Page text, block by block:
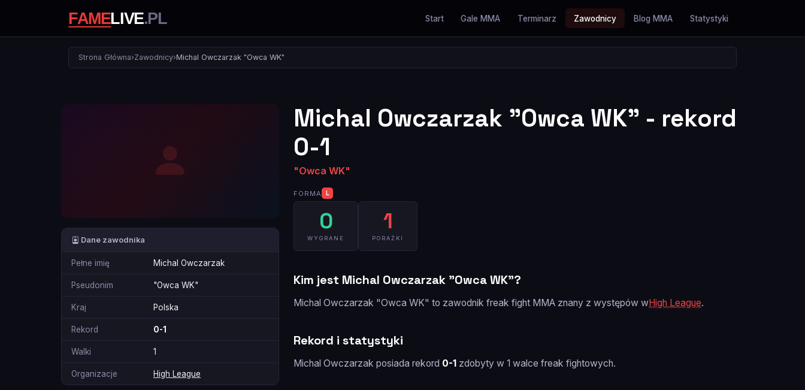
Start Gale MMA Terminarz Zawodnicy Blog MMA Statystyki
Strona Główna›Zawodnicy›Michal Owczarzak "Owca WK"
Dane zawodnika
Pełne imię Michal Owczarzak
Pseudonim "Owca WK"
Kraj Polska
Rekord 0-1
Walki 1
Organizacje High League
Michal Owczarzak "Owca WK" - rekord
0-1
"Owca WK"
FORMA L
0
WYGRANE
1
PORAŻKI
Kim jest Michal Owczarzak "Owca WK"?
Michal Owczarzak "Owca WK" to zawodnik freak fight MMA znany z występów wHigh League.
Rekord i statystyki
Michal Owczarzak posiada rekord 0-1 zdobyty w 1 walce freak fightowych.